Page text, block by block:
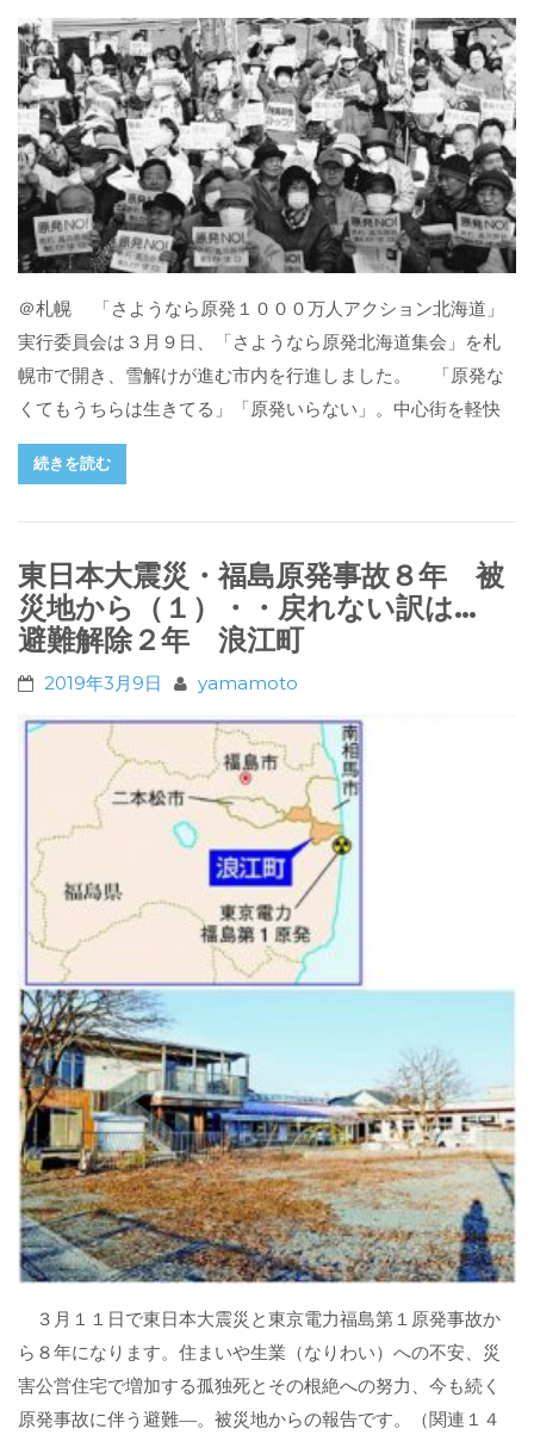
＠札幌 「さようなら原発１０００万人アクション北海道」
実行委員会は３月９日、「さようなら原発北海道集会」を札
幌市で開き、雪解けが進む市内を行進しました。 「原発な
くてもうちらは生きてる」「原発いらない」。中心街を軽快
続きを読む
東日本大震災・福島原発事故８年 被
災地から（１）・・戻れない訳は…
避難解除２年 浪江町
2019年3月9日 yamamoto
３月１１日で東日本大震災と東京電力福島第１原発事故か
ら８年になります。住まいや生業（なりわい）への不安、災
害公営住宅で増加する孤独死とその根絶への努力、今も続く
原発事故に伴う避難―。被災地からの報告です。（関連１４